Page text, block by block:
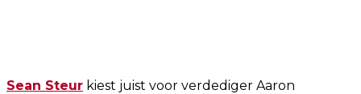
Sean Steur kiest juist voor verdediger Aaron